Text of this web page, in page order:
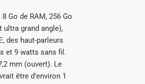
Go de RAM, 256 Go
ultra grand angle),
des haut-parleurs
et 9 watts sans fil.
mm (ouvert). Le
être d’environ 1